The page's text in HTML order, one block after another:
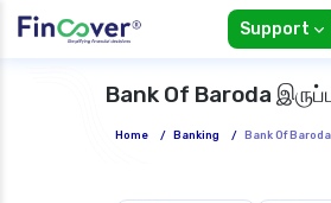
Support
Bank Of Baroda இருப்பு
Home / Banking / Bank Of